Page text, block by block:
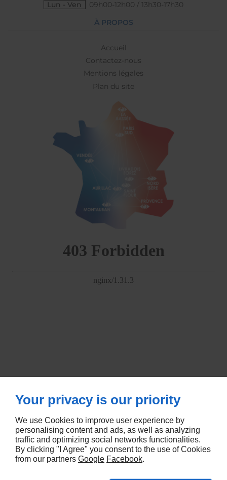
Lun - Ven 09h00-12h00 / 13h30-17h30
À PROPOS
Accueil
Contactez-nous
Mentions légales
Plan du site
Your privacy is our priority
We use Cookies to improve user experience by
personalising content and ads, as well as analyzing
traffic and optimizing social networks functionalities.
By clicking "I Agree" you consent to the use of Cookies
from our partners Google Facebook.